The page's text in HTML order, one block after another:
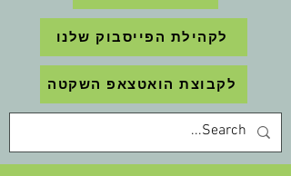
לקהילת הפייסבוק שלנו
לקבוצת הואטצאפ השקטה